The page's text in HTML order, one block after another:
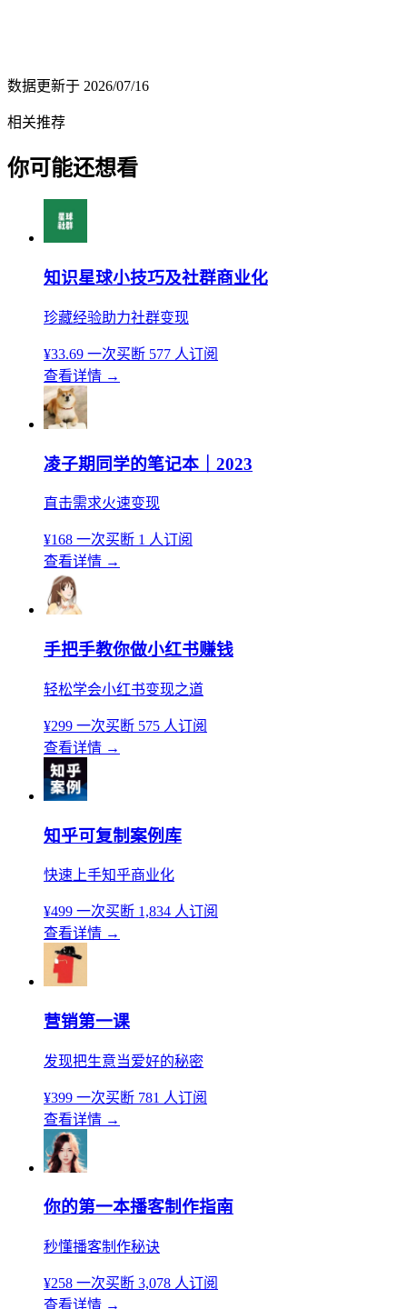
数据更新于 2026/07/16
相关推荐
你可能还想看
知识星球小技巧及社群商业化
珍藏经验助力社群变现
¥33.69 一次买断 577 人订阅
查看详情 →
凌子期同学的笔记本｜2023
直击需求火速变现
¥168 一次买断 1 人订阅
查看详情 →
手把手教你做小红书赚钱
轻松学会小红书变现之道
¥299 一次买断 575 人订阅
查看详情 →
知乎可复制案例库
快速上手知乎商业化
¥499 一次买断 1,834 人订阅
查看详情 →
营销第一课
发现把生意当爱好的秘密
¥399 一次买断 781 人订阅
查看详情 →
你的第一本播客制作指南
秒懂播客制作秘诀
¥258 一次买断 3,078 人订阅
查看详情 →